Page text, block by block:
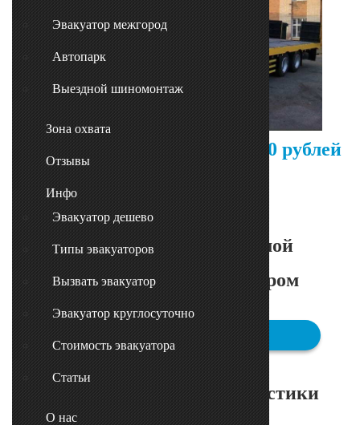
Эвакуатор межгород
Автопарк
Выездной шиномонтаж
Зона охвата
Отзывы
Инфо
Эвакуатор дешево
Типы эвакуаторов
Вызвать эвакуатор
Эвакуатор круглосуточно
Стоимость эвакуатора
Статьи
О нас
1000 рублей
Оснащен:
- сдвижной платформой
- краном-манипулятором
Технические характеристики